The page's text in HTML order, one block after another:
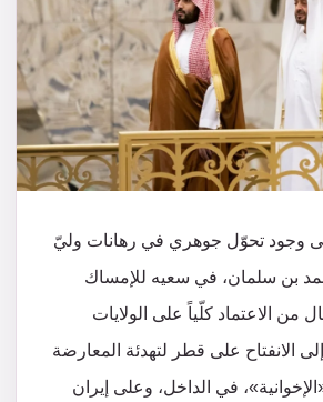
وجود تحوّل جوهري في رهانات وليّ
بن سلمان، في سعيه للإمساك
من الاعتماد كلّياً على الولايات
الانفتاح على قطر لتهدئة المعارضة
في الداخل، وعلى إيران